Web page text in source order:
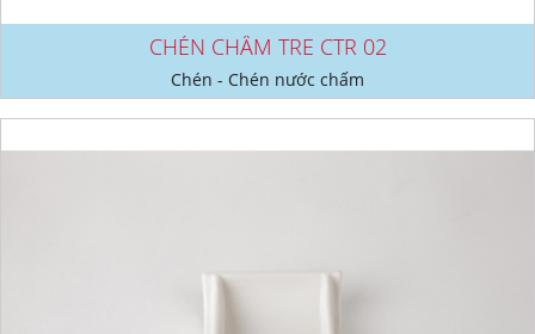
CHÉN CHẤM TRE CTR 02
Chén - Chén nước chấm